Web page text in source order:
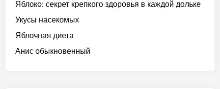
Яблоко: секрет крепкого здоровья в каждой дольке
Укусы насекомых
Яблочная диета
Анис обыкновенный